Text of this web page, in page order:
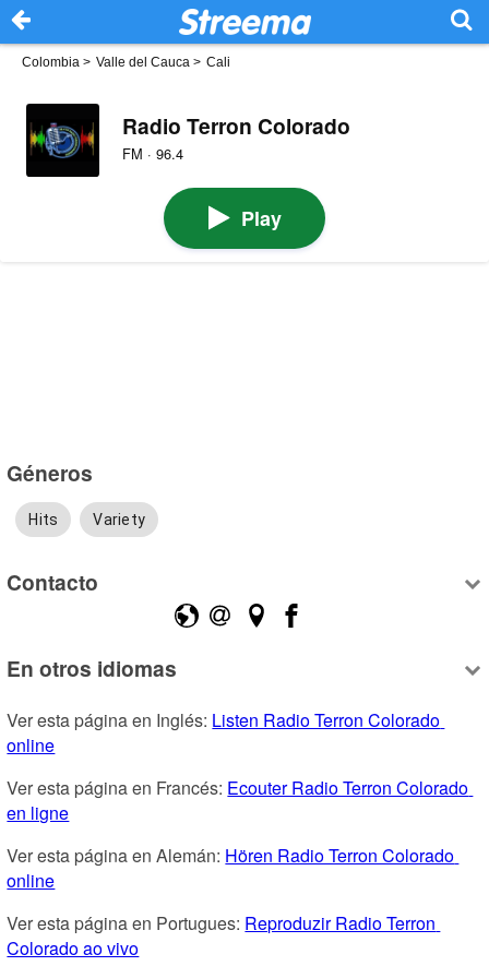
Colombia > Valle del Cauca > Cali
Radio Terron Colorado
FM · 96.4
Play
Géneros
Hits Variety
Contacto
En otros idiomas
Ver esta página en Inglés: Listen Radio Terron Colorado
online
Ver esta página en Francés: Ecouter Radio Terron Colorado
en ligne
Ver esta página en Alemán: Hören Radio Terron Colorado
online
Ver esta página en Portugues: Reproduzir Radio Terron
Colorado ao vivo